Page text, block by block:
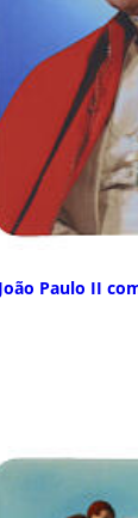
Paulo II